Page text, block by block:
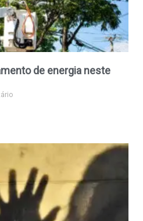
de energia neste